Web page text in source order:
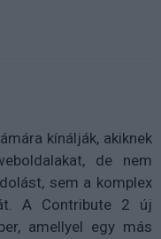
kínálják, akiknek
de nem
sem a komplex
A Contribute 2 új
amellyel egy más